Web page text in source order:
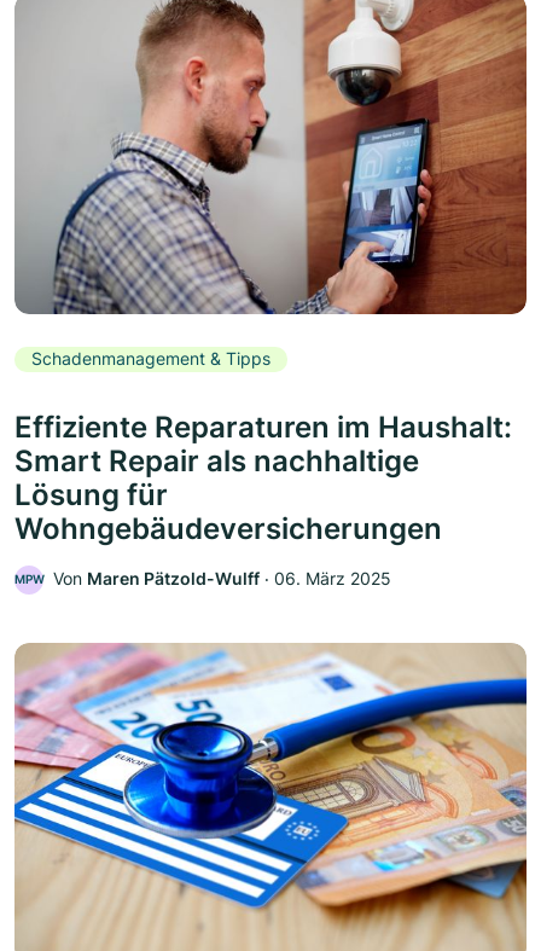
Schadenmanagement & Tipps
Effiziente Reparaturen im Haushalt:
Smart Repair als nachhaltige
Lösung für
Wohngebäudeversicherungen
MPW Von Maren Pätzold-Wulff ‧ 06. März 2025